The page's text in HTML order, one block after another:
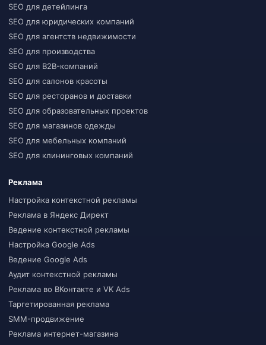
SEO для детейлинга
SEO для юридических компаний
SEO для агентств недвижимости
SEO для производства
SEO для B2B-компаний
SEO для салонов красоты
SEO для ресторанов и доставки
SEO для образовательных проектов
SEO для магазинов одежды
SEO для мебельных компаний
SEO для клининговых компаний
Реклама
Настройка контекстной рекламы
Реклама в Яндекс Директ
Ведение контекстной рекламы
Настройка Google Ads
Ведение Google Ads
Аудит контекстной рекламы
Реклама во ВКонтакте и VK Ads
Таргетированная реклама
SMM-продвижение
Реклама интернет-магазина